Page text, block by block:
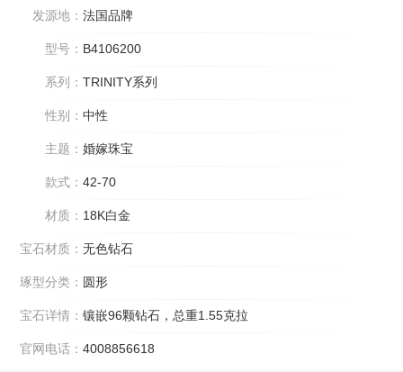
发源地： 法国品牌
型号： B4106200
系列： TRINITY系列
性别： 中性
主题： 婚嫁珠宝
款式： 42-70
材质： 18K白金
宝石材质： 无色钻石
琢型分类： 圆形
宝石详情： 镶嵌96颗钻石，总重1.55克拉
官网电话： 4008856618